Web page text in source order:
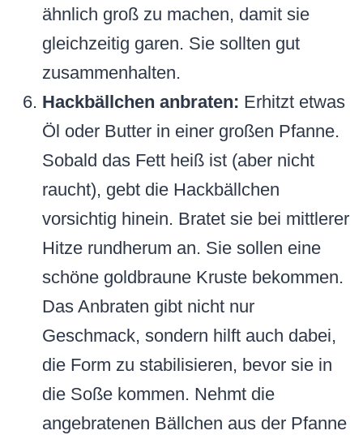
ähnlich groß zu machen, damit sie
gleichzeitig garen. Sie sollten gut
zusammenhalten.
Hackbällchen anbraten: Erhitzt etwas
Öl oder Butter in einer großen Pfanne.
Sobald das Fett heiß ist (aber nicht
raucht), gebt die Hackbällchen
vorsichtig hinein. Bratet sie bei mittlerer
Hitze rundherum an. Sie sollen eine
schöne goldbraune Kruste bekommen.
Das Anbraten gibt nicht nur
Geschmack, sondern hilft auch dabei,
die Form zu stabilisieren, bevor sie in
die Soße kommen. Nehmt die
angebratenen Bällchen aus der Pfanne